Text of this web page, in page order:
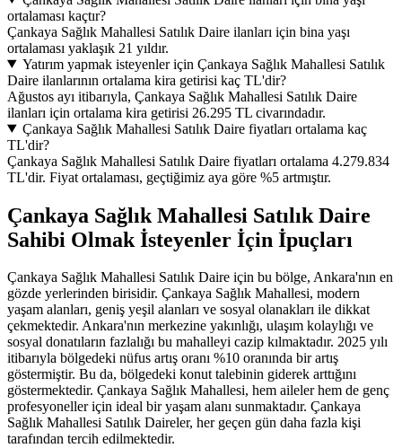
ortalaması kaçtır?
Çankaya Sağlık Mahallesi Satılık Daire ilanları için bina yaşı
ortalaması yaklaşık 21 yıldır.
Yatırım yapmak isteyenler için Çankaya Sağlık Mahallesi Satılık
Daire ilanlarının ortalama kira getirisi kaç TL'dir?
Ağustos ayı itibarıyla, Çankaya Sağlık Mahallesi Satılık Daire
ilanları için ortalama kira getirisi 26.295 TL civarındadır.
Çankaya Sağlık Mahallesi Satılık Daire fiyatları ortalama kaç
TL'dir?
Çankaya Sağlık Mahallesi Satılık Daire fiyatları ortalama 4.279.834
TL'dir. Fiyat ortalaması, geçtiğimiz aya göre %5 artmıştır.
Çankaya Sağlık Mahallesi Satılık Daire
Sahibi Olmak İsteyenler İçin İpuçları
Çankaya Sağlık Mahallesi Satılık Daire için bu bölge, Ankara'nın en
gözde yerlerinden birisidir. Çankaya Sağlık Mahallesi, modern
yaşam alanları, geniş yeşil alanları ve sosyal olanakları ile dikkat
çekmektedir. Ankara'nın merkezine yakınlığı, ulaşım kolaylığı ve
sosyal donatıların fazlalığı bu mahalleyi cazip kılmaktadır. 2025 yılı
itibarıyla bölgedeki nüfus artış oranı %10 oranında bir artış
göstermiştir. Bu da, bölgedeki konut talebinin giderek arttığını
göstermektedir. Çankaya Sağlık Mahallesi, hem aileler hem de genç
profesyoneller için ideal bir yaşam alanı sunmaktadır. Çankaya
Sağlık Mahallesi Satılık Daireler, her geçen gün daha fazla kişi
tarafından tercih edilmektedir.